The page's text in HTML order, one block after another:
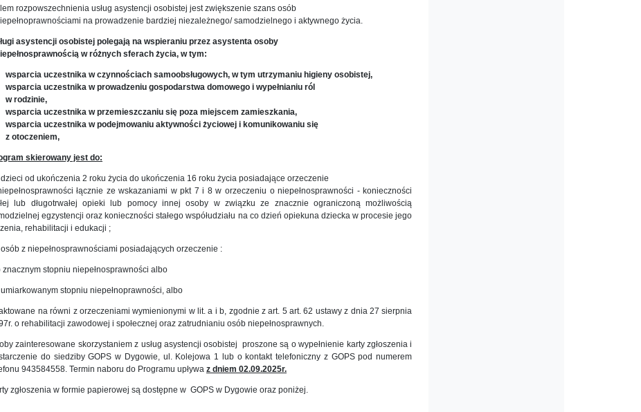
rozpowszechnienia usług asystencji osobistej jest zwiększenie szans osób
na prowadzenie bardziej niezależnego/ samodzielnego i aktywnego życia.
asystencji osobistej polegają na wspieraniu przez asystenta osoby
w różnych sferach życia, w tym:
wsparcia uczestnika w czynnościach samoobsługowych, w tym utrzymaniu higieny osobistej,
wsparcia uczestnika w prowadzeniu gospodarstwa domowego i wypełnianiu ról
w rodzinie,
wsparcia uczestnika w przemieszczaniu się poza miejscem zamieszkania,
wsparcia uczestnika w podejmowaniu aktywności życiowej i komunikowaniu się
z otoczeniem,
skierowany jest do:
od ukończenia 2 roku życia do ukończenia 16 roku życia posiadające orzeczenie
łącznie ze wskazaniami w pkt 7 i 8 w orzeczeniu o niepełnosprawności - konieczności
lub długotrwałej opieki lub pomocy innej osoby w związku ze znacznie ograniczoną możliwością
egzystencji oraz konieczności stałego współudziału na co dzień opiekuna dziecka w procesie jego
rehabilitacji i edukacji ;
z niepełnosprawnościami posiadających orzeczenie :
stopniu niepełnosprawności albo
stopniu niepełnoprawności, albo
na równi z orzeczeniami wymienionymi w lit. a i b, zgodnie z art. 5 art. 62 ustawy z dnia 27 sierpnia
o rehabilitacji zawodowej i społecznej oraz zatrudnianiu osób niepełnosprawnych.
zainteresowane skorzystaniem z usług asystencji osobistej proszone są o wypełnienie karty zgłoszenia i
do siedziby GOPS w Dygowie, ul. Kolejowa 1 lub o kontakt telefoniczny z GOPS pod numerem
943584558. Termin naboru do Programu upływa z dniem 02.09.2025r.
zgłoszenia w formie papierowej są dostępne w GOPS w Dygowie oraz poniżej.